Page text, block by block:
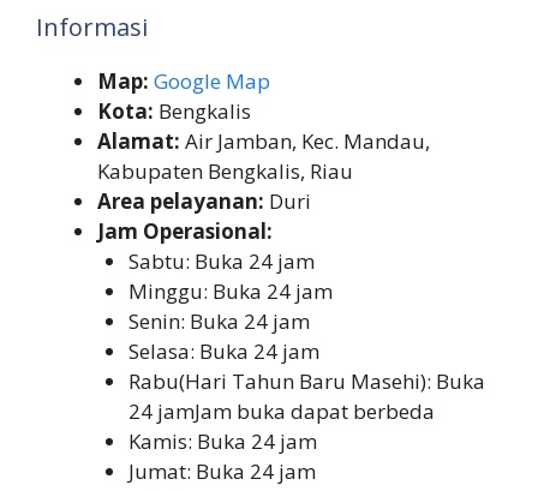
Informasi
Map: Google Map
Kota: Bengkalis
Alamat: Air Jamban, Kec. Mandau,
Kabupaten Bengkalis, Riau
Area pelayanan: Duri
Jam Operasional:
Sabtu: Buka 24 jam
Minggu: Buka 24 jam
Senin: Buka 24 jam
Selasa: Buka 24 jam
Rabu(Hari Tahun Baru Masehi): Buka
24 jamJam buka dapat berbeda
Kamis: Buka 24 jam
Jumat: Buka 24 jam